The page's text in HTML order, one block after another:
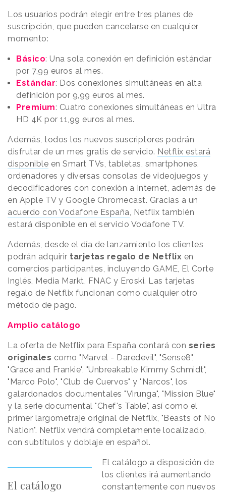
Los usuarios podrán elegir entre tres planes de
suscripción, que pueden cancelarse en cualquier
momento:
Básico: Una sola conexión en definición estándar
por 7,99 euros al mes.
Estándar: Dos conexiones simultáneas en alta
definición por 9,99 euros al mes.
Premium: Cuatro conexiones simultáneas en Ultra
HD 4K por 11,99 euros al mes.
Además, todos los nuevos suscriptores podrán
disfrutar de un mes gratis de servicio. Netflix estará
disponible en Smart TVs, tabletas, smartphones,
ordenadores y diversas consolas de videojuegos y
decodificadores con conexión a Internet, además de
en Apple TV y Google Chromecast. Gracias a un
acuerdo con Vodafone España, Netflix también
estará disponible en el servicio Vodafone TV.
Además, desde el día de lanzamiento los clientes
podrán adquirir tarjetas regalo de Netflix en
comercios participantes, incluyendo GAME, El Corte
Inglés, Media Markt, FNAC y Eroski. Las tarjetas
regalo de Netflix funcionan como cualquier otro
método de pago.
Amplio catálogo
La oferta de Netflix para España contará con series
originales como "Marvel - Daredevil", "Sense8",
"Grace and Frankie", "Unbreakable Kimmy Schmidt",
"Marco Polo", "Club de Cuervos" y "Narcos", los
galardonados documentales "Virunga", "Mission Blue"
y la serie documental "Chef's Table", así como el
primer largometraje original de Netflix, "Beasts of No
Nation". Netflix vendrá completamente localizado,
con subtítulos y doblaje en español.
El catálogo
El catálogo a disposición de
los clientes irá aumentando
constantemente con nuevos